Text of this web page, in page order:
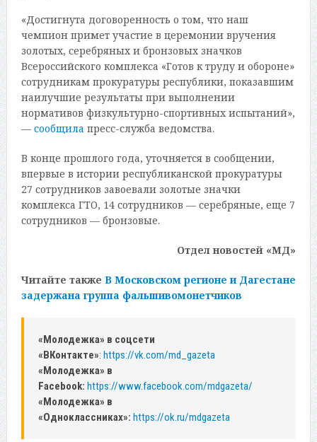
«Достигнута договоренность о том, что наш
чемпион примет участие в церемонии вручения
золотых, серебряных и бронзовых значков
Всероссийского комплекса «Готов к труду и обороне»
сотрудникам прокуратуры республики, показавшим
наилучшие результаты при выполнении
нормативов физкультурно-спортивных испытаний»,
— сообщила пресс-служба ведомства.
В конце прошлого года, уточняется в сообщении,
впервые в истории республиканской прокуратуры
27 сотрудников завоевали золотые значки
комплекса ГТО, 14 сотрудников — серебряные, еще 7
сотрудников — бронзовые.
Отдел новостей «МД»
Читайте также В Московском регионе и Дагестане
задержана группа фальшивомонетчиков
«Молодежка» в соцсети
«ВКонтакте»: https://vk.com/md_gazeta
«Молодежка» в
Facebook: https://www.facebook.com/mdgazeta/
«Молодежка» в
«Одноклассниках»: https://ok.ru/mdgazeta